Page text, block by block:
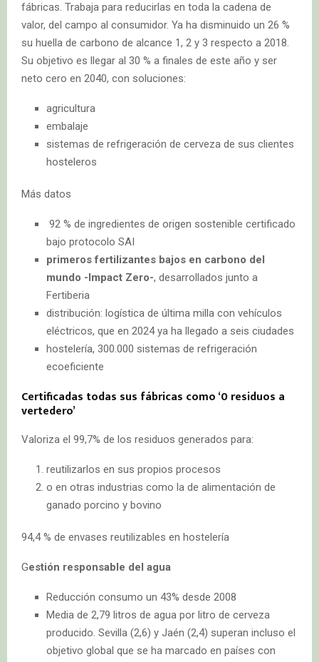
fábricas. Trabaja para reducirlas en toda la cadena de
valor, del campo al consumidor. Ya ha disminuido un 26 %
su huella de carbono de alcance 1, 2 y 3 respecto a 2018.
Su objetivo es llegar al 30 % a finales de este año y ser
neto cero en 2040, con soluciones:
agricultura
embalaje
sistemas de refrigeración de cerveza de sus clientes
hosteleros
Más datos
92 % de ingredientes de origen sostenible certificado
bajo protocolo SAI
primeros fertilizantes bajos en carbono del
mundo -Impact Zero-, desarrollados junto a
Fertiberia
distribución: logística de última milla con vehículos
eléctricos, que en 2024 ya ha llegado a seis ciudades
hostelería, 300.000 sistemas de refrigeración
ecoeficiente
Certificadas todas sus fábricas como ‘0 residuos a
vertedero’
Valoriza el 99,7% de los residuos generados para:
reutilizarlos en sus propios procesos
o en otras industrias como la de alimentación de
ganado porcino y bovino
94,4 % de envases reutilizables en hostelería
Gestión responsable del agua
Reducción consumo un 43% desde 2008
Media de 2,79 litros de agua por litro de cerveza
producido. Sevilla (2,6) y Jaén (2,4) superan incluso el
objetivo global que se ha marcado en países con